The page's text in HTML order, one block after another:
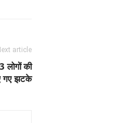
article
लोगों की
गए झटके